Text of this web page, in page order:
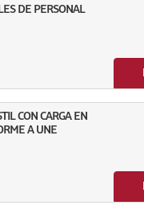
DE PERSONAL
CON CARGA EN
A UNE